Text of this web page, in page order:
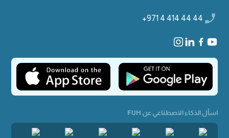
+971 4 414 44 44
اسأل الذكاء الاصطناعي عن FUH